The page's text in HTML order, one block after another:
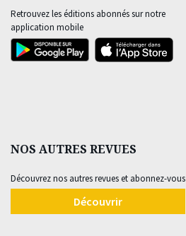
Retrouvez les éditions abonnés sur notre
application mobile
NOS AUTRES REVUES
Découvrez nos autres revues et abonnez-vous
Découvrir